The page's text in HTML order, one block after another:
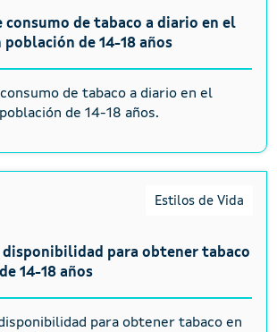
consumo de tabaco a diario en el
de 14-18 años
de tabaco a diario en el
de 14-18 años.
Estilos de Vida
disponibilidad para obtener tabaco
14-18 años
para obtener tabaco en